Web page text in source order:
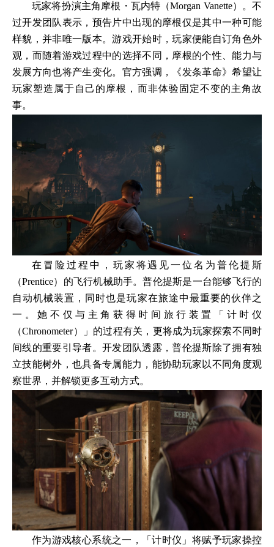
玩家将扮演主角摩根・瓦内特（Morgan Vanette）。不
过开发团队表示，预告片中出现的摩根仅是其中一种可能
样貌，并非唯一版本。游戏开始时，玩家便能自订角色外
观，而随着游戏过程中的选择不同，摩根的个性、能力与
发展方向也将产生变化。官方强调，《发条革命》希望让
玩家塑造属于自己的摩根，而非体验固定不变的主角故
事。
在冒险过程中，玩家将遇见一位名为普伦提斯
（Prentice）的飞行机械助手。普伦提斯是一台能够飞行的
自动机械装置，同时也是玩家在旅途中最重要的伙伴之
一。她不仅与主角获得时间旅行装置「计时仪
（Chronometer）」的过程有关，更将成为玩家探索不同时
间线的重要引导者。开发团队透露，普伦提斯除了拥有独
立技能树外，也具备专属能力，能协助玩家以不同角度观
察世界，并解锁更多互动方式。
作为游戏核心系统之一，「计时仪」将赋予玩家操控